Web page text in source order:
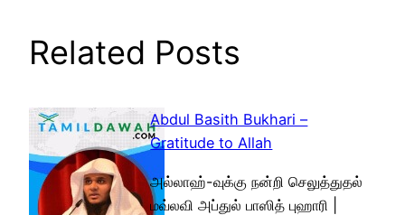
Related Posts
Abdul Basith Bukhari –
Gratitude to Allah
அல்லாஹ்-வுக்கு நன்றி செலுத்துதல்
மவ்லவி அப்துல் பாஸித் புஹாரி |